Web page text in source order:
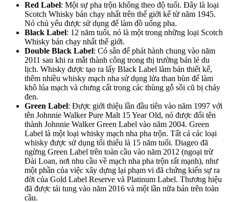
Red Label: Một sự pha trộn không theo độ tuổi. Đây là loại
Scotch Whisky bán chạy nhất trên thế giới kể từ năm 1945.
Nó chủ yếu được sử dụng để làm đồ uống pha.
Black Label: 12 năm tuổi, nó là một trong những loại Scotch
Whisky bán chạy nhất thế giới.
Double Black Label: Có sẵn để phát hành chung vào năm
2011 sau khi ra mắt thành công trong thị trường bán lẻ du
lịch. Whisky được tạo ra lấy Black Label làm bản thiết kế,
thêm nhiều whisky mạch nha sử dụng lửa than bùn để làm
khô lúa mạch và chưng cất trong các thùng gỗ sồi cũ bị cháy
đen.
Green Label: Được giới thiệu lần đầu tiên vào năm 1997 với
tên Johnnie Walker Pure Malt 15 Year Old, nó được đổi tên
thành Johnnie Walker Green Label vào năm 2004. Green
Label là một loại whisky mạch nha pha trộn. Tất cả các loại
whisky được sử dụng tối thiểu là 15 năm tuổi. Diageo đã
ngừng Green Label trên toàn cầu vào năm 2012 (ngoại trừ
Đài Loan, nơi nhu cầu về mạch nha pha trộn rất mạnh), như
một phần của việc xây dựng lại phạm vi đã chứng kiến sự ra
đời của Gold Label Reserve và Platinum Label. Thương hiệu
đã được tái tung vào năm 2016 và một lần nữa bán trên toàn
cầu.